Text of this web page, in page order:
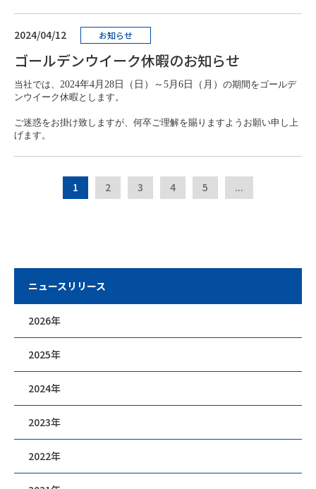
2024/04/12 お知らせ
ゴールデンウイーク休暇のお知らせ
当社では、 2024年4月28日（日）～5月6日（月） の期間をゴールデ
ンウイーク休暇とします。
ご迷惑をお掛け致しますが、何卒ご理解を賜りますようお願い申し上
げます。
1 2 3 4 5 ...
ニュースリリース
2026年
2025年
2024年
2023年
2022年